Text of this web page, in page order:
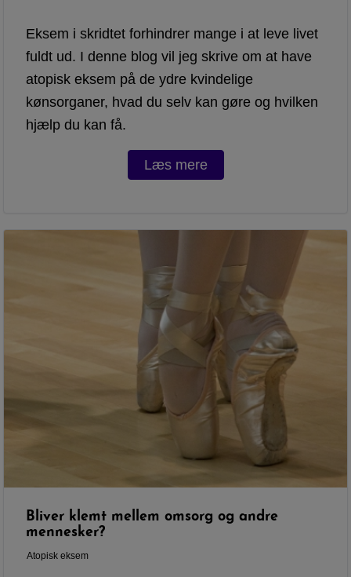
Eksem i skridtet forhindrer mange i at leve livet
fuldt ud. I denne blog vil jeg skrive om at have
atopisk eksem på de ydre kvindelige
kønsorganer, hvad du selv kan gøre og hvilken
hjælp du kan få.
Læs mere
Bliver klemt mellem omsorg og andre
mennesker?
Atopisk eksem